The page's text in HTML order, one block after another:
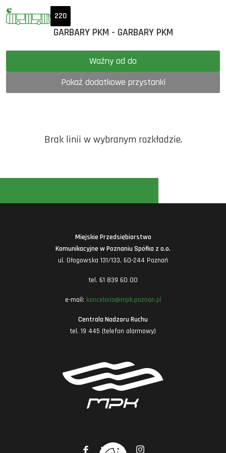
220
GARBARY PKM - GARBARY PKM
Ważny od do
Pokaż dodatkowe przystanki
Brak linii w wybranym rozkładzie.
Miejskie Przedsiębiorstwo
Komunikacyjne w Poznaniu Spółka z o.o.
ul. Głogowska 131/133, 60-244 Poznań
tel. 61 839 60 00
e-mail: kancelaria@mpk.poznan.pl
Centrala Nadzoru Ruchu
tel. 19 445 (telefon alarmowy)